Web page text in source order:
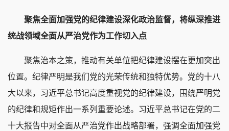
聚焦全面加强党的纪律建设深化政治监督，将纵深推进
统战领域全面从严治党作为工作切入点
聚焦治本之策，推动有关单位把纪律建设摆在更加突出
位置。纪律严明是我们党的光荣传统和独特优势。党的十八
大以来，习近平总书记高度重视党的纪律建设，围绕严明党
的纪律和规矩作出一系列重要论述。习近平总书记在党的二
十大报告中对全面从严治党作出战略部署，强调全面加强党